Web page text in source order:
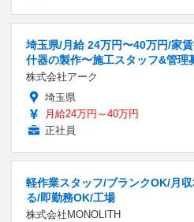
埼玉県/月給 24万円〜40万円/家
什器の製作〜施工スタッフ&管理
株式会社アーク
埼玉県
月給24万円～40万円
正社員
軽作業スタッフ/ブランクOK/月
る/即勤務OK/工場
株式会社MONOLITH